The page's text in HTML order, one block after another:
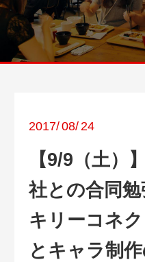
2017/08/24
【9/9（土）
社との合同
キリーコネ
とキャラ制